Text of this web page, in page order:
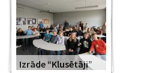
Izrāde “Klusētāji”